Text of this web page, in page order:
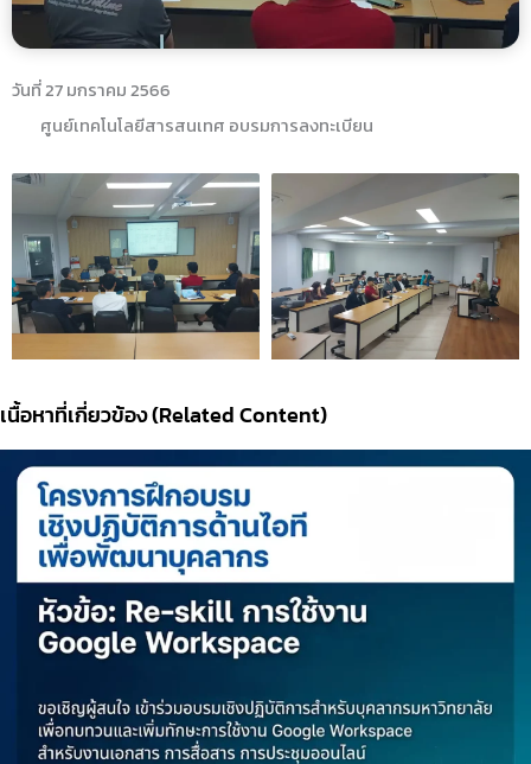
วันที่ 27 มกราคม 2566
ศูนย์เทคโนโลยีสารสนเทศ อบรมการลงทะเบียน
เนื้อหาที่เกี่ยวข้อง (Related Content)